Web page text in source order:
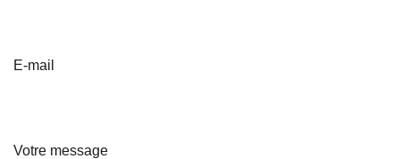
E-mail
Votre message